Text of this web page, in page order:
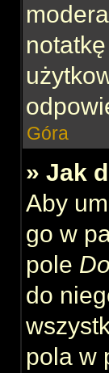
Góra
» Jak
Aby
go w
pole
do
pola w